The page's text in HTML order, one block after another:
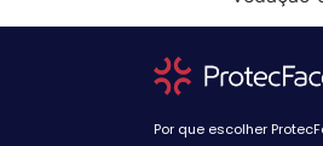
Por que escolher